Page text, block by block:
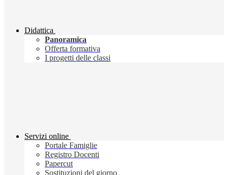
Didattica
Panoramica
Offerta formativa
I progetti delle classi
Servizi online
Portale Famiglie
Registro Docenti
Papercut
Sostituzioni del giorno